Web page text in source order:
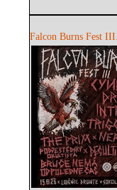
Falcon Burns Fest III.